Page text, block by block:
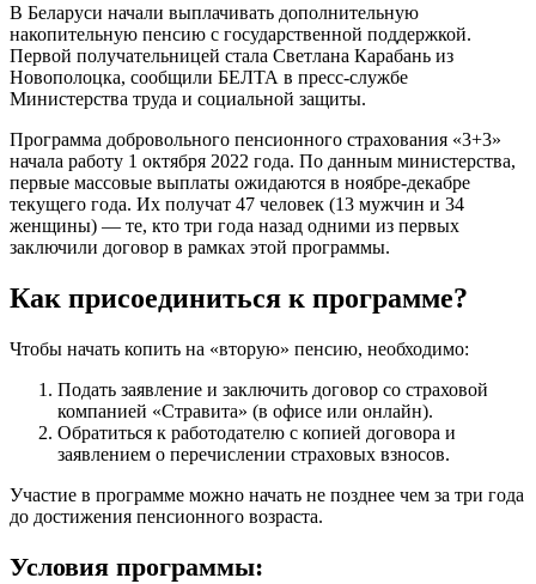
В Беларуси начали выплачивать дополнительную
накопительную пенсию с государственной поддержкой.
Первой получательницей стала Светлана Карабань из
Новополоцка, сообщили БЕЛТА в пресс-службе
Министерства труда и социальной защиты.
Программа добровольного пенсионного страхования «3+3»
начала работу 1 октября 2022 года. По данным министерства,
первые массовые выплаты ожидаются в ноябре-декабре
текущего года. Их получат 47 человек (13 мужчин и 34
женщины) — те, кто три года назад одними из первых
заключили договор в рамках этой программы.
Как присоединиться к программе?
Чтобы начать копить на «вторую» пенсию, необходимо:
Подать заявление и заключить договор со страховой
компанией «Стравита» (в офисе или онлайн).
Обратиться к работодателю с копией договора и
заявлением о перечислении страховых взносов.
Участие в программе можно начать не позднее чем за три года
до достижения пенсионного возраста.
Условия программы: